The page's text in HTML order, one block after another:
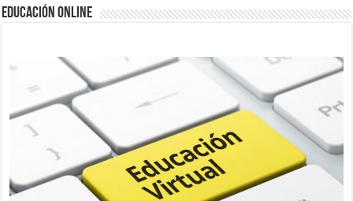
EDUCACIÓN ONLINE